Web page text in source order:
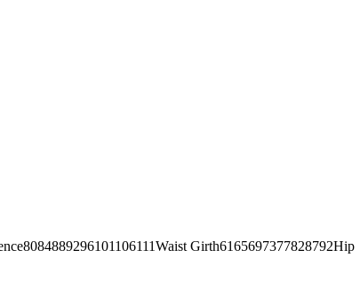
Girth6165697377828792Hip